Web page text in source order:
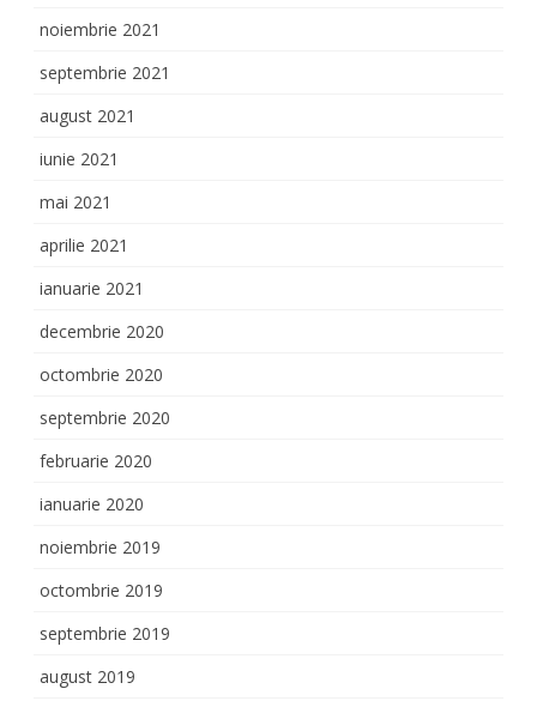
noiembrie 2021
septembrie 2021
august 2021
iunie 2021
mai 2021
aprilie 2021
ianuarie 2021
decembrie 2020
octombrie 2020
septembrie 2020
februarie 2020
ianuarie 2020
noiembrie 2019
octombrie 2019
septembrie 2019
august 2019